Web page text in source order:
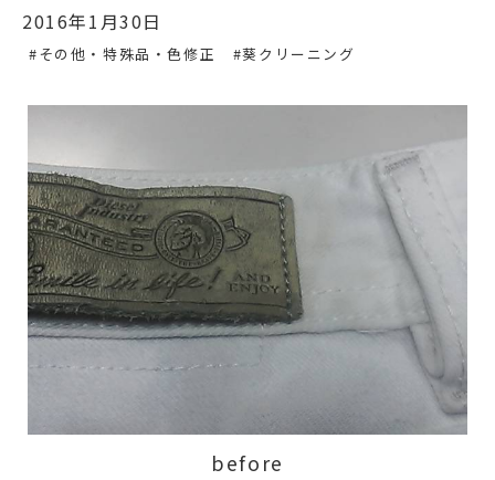
2016年1月30日
#その他・特殊品・色修正 #葵クリーニング
before